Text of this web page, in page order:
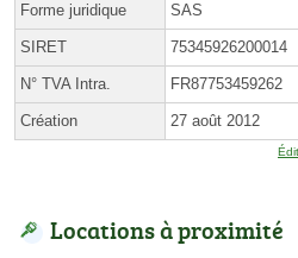
Forme juridique SAS
SIRET 75345926200014
N° TVA Intra. FR87753459262
Création 27 août 2012
Locations à proximité